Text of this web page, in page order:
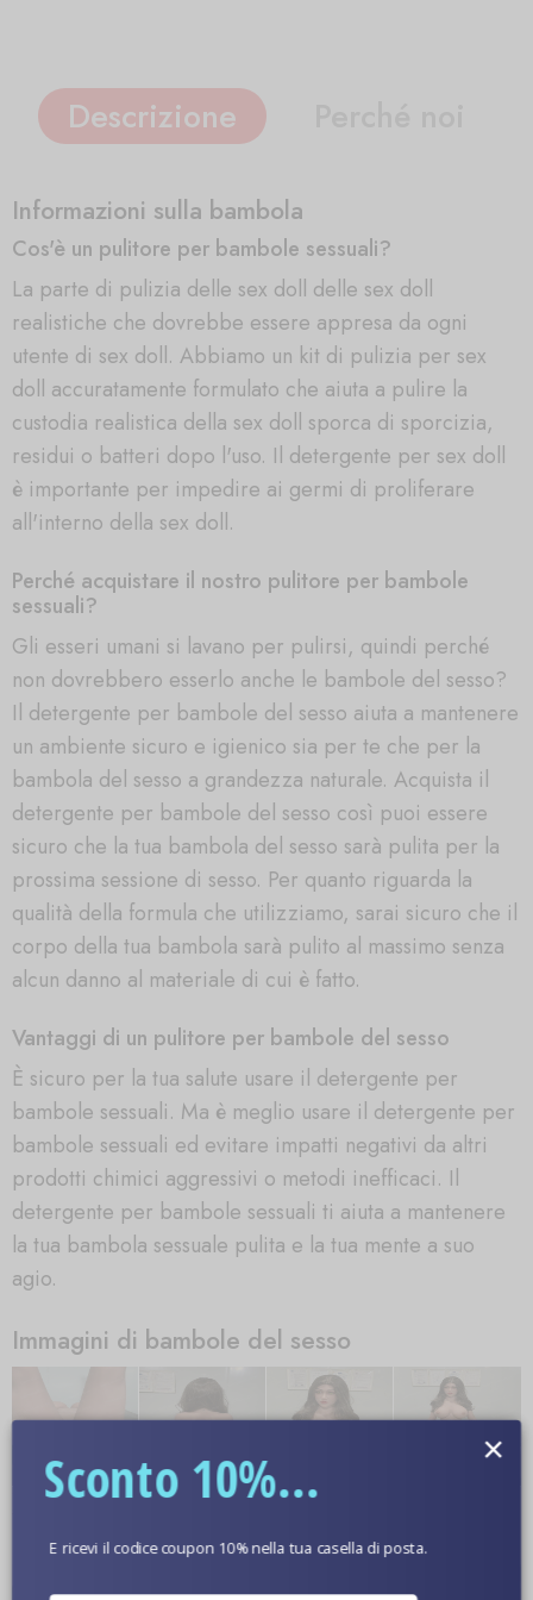
Descrizione
Informazioni sulla bambola
Cos'è un pulitore per bambole sessuali?
La parte di pulizia delle sex doll delle sex doll
realistiche che dovrebbe essere appresa da ogni
utente di sex doll. Abbiamo un kit di pulizia per sex
doll accuratamente formulato che aiuta a pulire la
custodia realistica della sex doll sporca di sporcizia,
residui o batteri dopo l'uso. Il detergente per sex doll
è importante per impedire ai germi di proliferare
all'interno della sex doll.
Perché acquistare il nostro pulitore per bambole
sessuali?
Gli esseri umani si lavano per pulirsi, quindi perché
non dovrebbero esserlo anche le bambole del sesso?
Il detergente per bambole del sesso aiuta a mantenere
un ambiente sicuro e igienico sia per te che per la
bambola del sesso a grandezza naturale. Acquista il
detergente per bambole del sesso così puoi essere
sicuro che la tua bambola del sesso sarà pulita per la
prossima sessione di sesso. Per quanto riguarda la
qualità della formula che utilizziamo, sarai sicuro che il
corpo della tua bambola sarà pulito al massimo senza
alcun danno al materiale di cui è fatto.
Vantaggi di un pulitore per bambole del sesso
È sicuro per la tua salute usare il detergente per
bambole sessuali. Ma è meglio usare il detergente per
bambole sessuali ed evitare impatti negativi da altri
prodotti chimici aggressivi o metodi inefficaci. Il
detergente per bambole sessuali ti aiuta a mantenere
la tua bambola sessuale pulita e la tua mente a suo
agio.
Immagini di bambole del sesso
Sconto 10%...
E ricevi il codice coupon 10% nella tua casella di posta.
×